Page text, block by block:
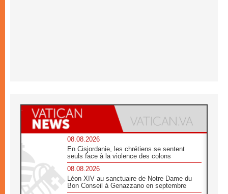
08.08.2026
En Cisjordanie, les chrétiens se sentent
seuls face à la violence des colons
08.08.2026
Léon XIV au sanctuaire de Notre Dame du
Bon Conseil à Genazzano en septembre